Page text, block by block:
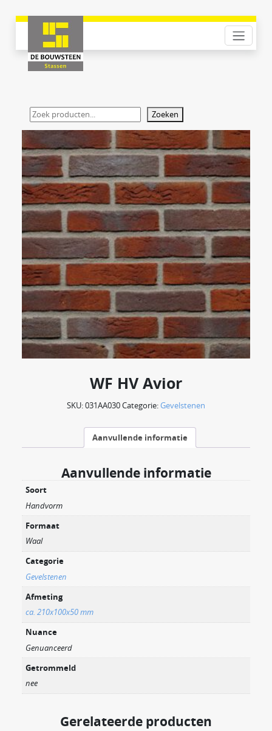
Zoeken
WF HV Avior
SKU:031AA030Categorie:Gevelstenen
Aanvullende informatie
Aanvullende informatie
Soort
Handvorm
Formaat
Waal
Categorie
Gevelstenen
Afmeting
ca. 210x100x50 mm
Nuance
Genuanceerd
Getrommeld
nee
Gerelateerde producten